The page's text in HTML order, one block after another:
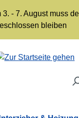
3. - 7. August muss
bleiben